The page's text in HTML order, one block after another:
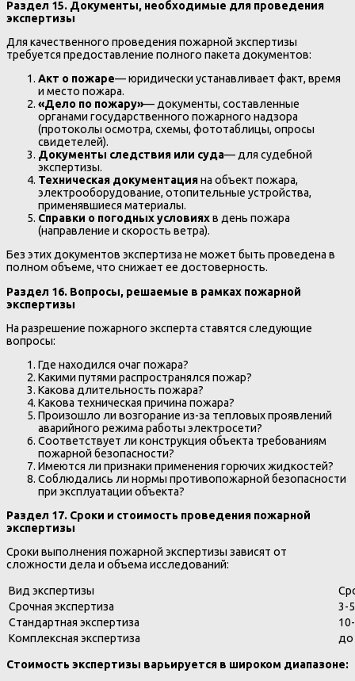
Раздел 15. Документы, необходимые для проведения
экспертизы
Для качественного проведения пожарной экспертизы
требуется предоставление полного пакета документов:
Акт о пожаре— юридически устанавливает факт, время
и место пожара.
«Дело по пожару»— документы, составленные
органами государственного пожарного надзора
(протоколы осмотра, схемы, фототаблицы, опросы
свидетелей).
Документы следствия или суда— для судебной
экспертизы.
Техническая документацияна объект пожара,
электрооборудование, отопительные устройства,
применявшиеся материалы.
Справки о погодных условияхв день пожара
(направление и скорость ветра).
Без этих документов экспертиза не может быть проведена в
полном объеме, что снижает ее достоверность.
Раздел 16. Вопросы, решаемые в рамках пожарной
экспертизы
На разрешение пожарного эксперта ставятся следующие
вопросы:
Где находился очаг пожара?
Какими путями распространялся пожар?
Какова длительность пожара?
Какова техническая причина пожара?
Произошло ли возгорание из-за тепловых проявлений
аварийного режима работы электросети?
Соответствует ли конструкция объекта требованиям
пожарной безопасности?
Имеются ли признаки применения горючих жидкостей?
Соблюдались ли нормы противопожарной безопасности
при эксплуатации объекта?
Раздел 17. Сроки и стоимость проведения пожарной
экспертизы
Сроки выполнения пожарной экспертизы зависят от
сложности дела и объема исследований:
Вид экспертизы
Срочная экспертиза
3-
Стандартная экспертиза
Комплексная экспертиза
до
Стоимость экспертизы варьируется в широком диапазоне: